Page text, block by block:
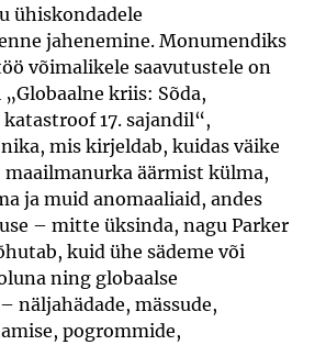
ühiskondadele
jahenemine. Monumendiks
võimalikele saavutustele on
kriis: Sõda,
17. sajandil“,
mis kirjeldab, kuidas väike
maailmanurka äärmist külma,
ja muid anomaaliaid, andes
– mitte üksinda, nagu Parker
kuid ühe sädeme või
ning globaalse
näljahädade, mässude,
pogrommide,